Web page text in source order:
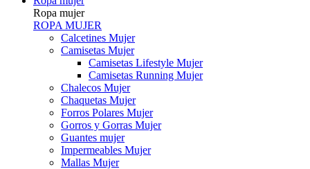
Ropa mujer
ROPA MUJER
Calcetines Mujer
Camisetas Mujer
Camisetas Lifestyle Mujer
Camisetas Running Mujer
Chalecos Mujer
Chaquetas Mujer
Forros Polares Mujer
Gorros y Gorras Mujer
Guantes mujer
Impermeables Mujer
Mallas Mujer